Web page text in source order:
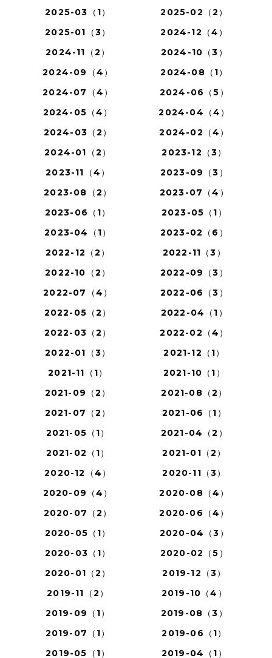
2025-03（1）
2025-02（2）
2025-01（3）
2024-12（4）
2024-11（2）
2024-10（3）
2024-09（4）
2024-08（1）
2024-07（4）
2024-06（5）
2024-05（4）
2024-04（4）
2024-03（2）
2024-02（4）
2024-01（2）
2023-12（3）
2023-11（4）
2023-09（3）
2023-08（2）
2023-07（4）
2023-06（1）
2023-05（1）
2023-04（1）
2023-02（6）
2022-12（2）
2022-11（3）
2022-10（2）
2022-09（3）
2022-07（4）
2022-06（3）
2022-05（2）
2022-04（1）
2022-03（2）
2022-02（4）
2022-01（3）
2021-12（1）
2021-11（1）
2021-10（1）
2021-09（2）
2021-08（2）
2021-07（2）
2021-06（1）
2021-05（1）
2021-04（2）
2021-02（1）
2021-01（2）
2020-12（4）
2020-11（3）
2020-09（4）
2020-08（4）
2020-07（2）
2020-06（4）
2020-05（1）
2020-04（3）
2020-03（1）
2020-02（5）
2020-01（2）
2019-12（3）
2019-11（2）
2019-10（4）
2019-09（1）
2019-08（3）
2019-07（1）
2019-06（1）
2019-05（1）
2019-04（1）